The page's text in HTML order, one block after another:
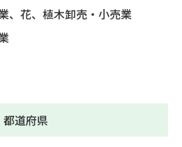
、花、植木卸売・小売業
都道府県